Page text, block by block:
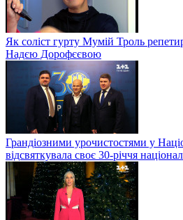
Як соліст гурту Мумій Троль
Надєю Дорофєєвою
Грандіозними урочистостями у
відсвяткувала своє 30-річчя